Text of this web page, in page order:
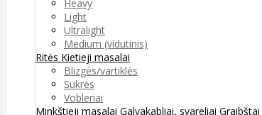
Heavy
Light
Ultralight
Medium (vidutinis)
Ritės Kietieji masalai
Blizgės/vartiklės
Sukrės
Vobleriai
Minkštieji masalai Galvakabliai, svareliai Graibštai